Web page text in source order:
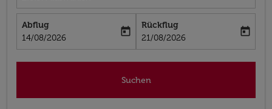
Abflug
fc-booking-departure-date-aria-label
14/08/2026
today
Rückflug
fc-booking-return-date-aria-label
21/08/2026
today
Suchen